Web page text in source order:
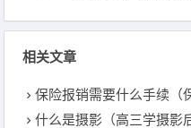
相关文章
保险报销需要什么手续（
什么是摄影（高三学摄影